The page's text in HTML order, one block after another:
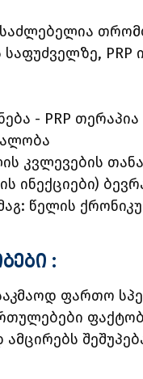
- PRP
კვლევების
ინექციები)
წელის
:
ფართო